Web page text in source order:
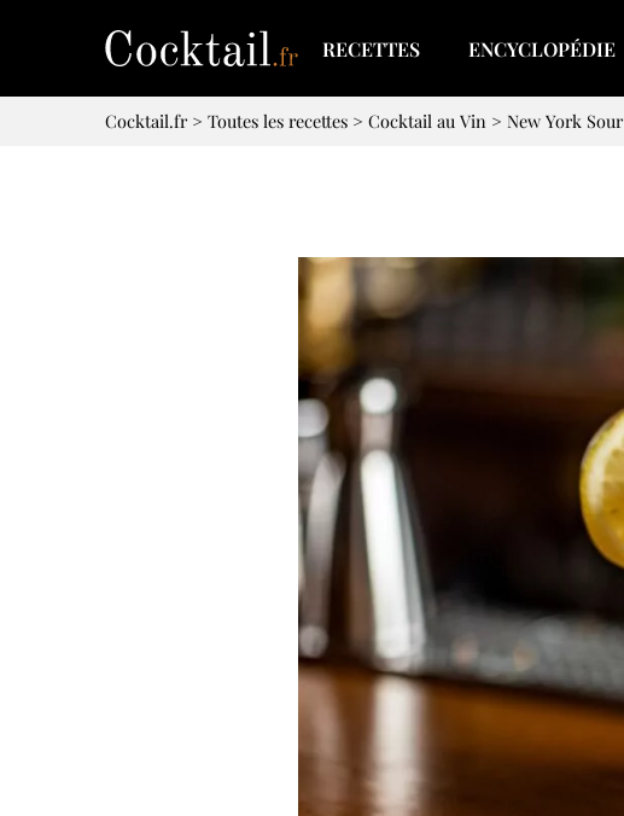
RECETTES ENCYCLOPÉDIE
Cocktail.fr> Toutes les recettes > Cocktail au Vin > New York Sour